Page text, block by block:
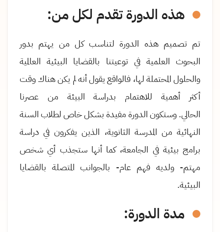
هذه الدورة تقدم لكل من:
تم تصميم هذه الدورة لتناسب كل من يهتم بدور
البحوث العلمية في توعيتنا بالقضايا البيئية العالمية
والحلول المحتملة لها، فالواقع يقول أنه لم يكن هناك وقت
أكثر أهمية للاهتمام بدراسة البيئة من عصرنا
الحالي. وستكون الدورة مفيدة بشكل خاص لطلاب السنة
النهائية من المدرسة الثانوية، الذين يفكرون في دراسة
برامج بيئية في الجامعة، كما أنها ستجذب أي شخص
مهتم- ولديه فهم عام- بالجوانب المتصلة بالقضايا
البيئية.
مدة الدورة: